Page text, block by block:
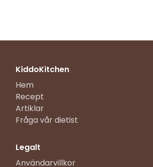
KiddoKitchen
Hem
Recept
Artiklar
Fråga vår dietist
Legalt
Användarvillkor